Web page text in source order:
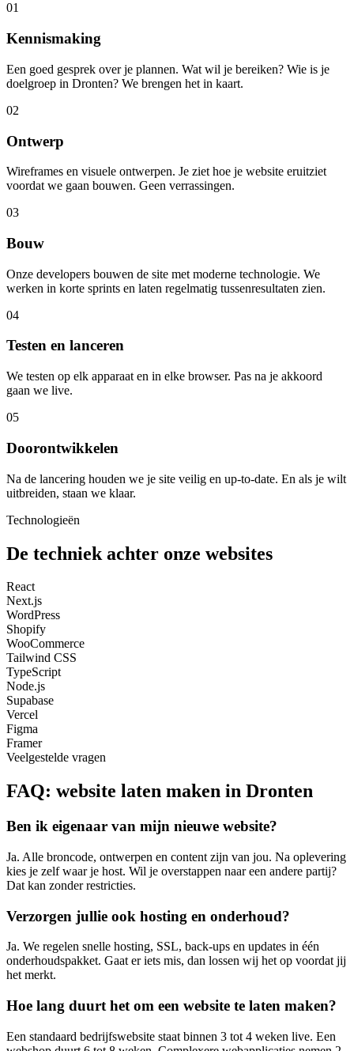
01
Kennismaking
Een goed gesprek over je plannen. Wat wil je bereiken? Wie is je
doelgroep in Dronten? We brengen het in kaart.
02
Ontwerp
Wireframes en visuele ontwerpen. Je ziet hoe je website eruitziet
voordat we gaan bouwen. Geen verrassingen.
03
Bouw
Onze developers bouwen de site met moderne technologie. We
werken in korte sprints en laten regelmatig tussenresultaten zien.
04
Testen en lanceren
We testen op elk apparaat en in elke browser. Pas na je akkoord
gaan we live.
05
Doorontwikkelen
Na de lancering houden we je site veilig en up-to-date. En als je wilt
uitbreiden, staan we klaar.
Technologieën
De techniek achter onze websites
React
Next.js
WordPress
Shopify
WooCommerce
Tailwind CSS
TypeScript
Node.js
Supabase
Vercel
Figma
Framer
Veelgestelde vragen
FAQ: website laten maken in Dronten
Ben ik eigenaar van mijn nieuwe website?
Ja. Alle broncode, ontwerpen en content zijn van jou. Na oplevering
kies je zelf waar je host. Wil je overstappen naar een andere partij?
Dat kan zonder restricties.
Verzorgen jullie ook hosting en onderhoud?
Ja. We regelen snelle hosting, SSL, back-ups en updates in één
onderhoudspakket. Gaat er iets mis, dan lossen wij het op voordat jij
het merkt.
Hoe lang duurt het om een website te laten maken?
Een standaard bedrijfswebsite staat binnen 3 tot 4 weken live. Een